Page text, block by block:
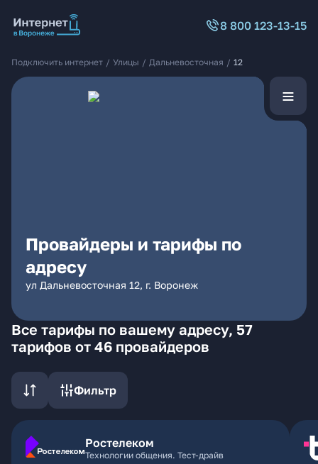
8 800 123-13-15
Подключить интернет / Улицы / Дальневосточная / 12
Провайдеры и тарифы по
адресу
ул Дальневосточная 12, г. Воронеж
Все тарифы по вашему адресу, 57
тарифов от 46 провайдеров
Фильтр
Ростелеком
Технологии общения. Тест-драйв